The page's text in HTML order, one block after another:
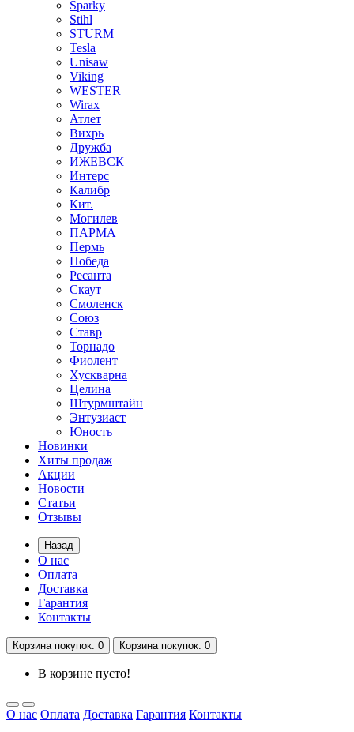
Sparky
Stihl
STURM
Tesla
Unisaw
Viking
WESTER
Wirax
Атлет
Вихрь
Дружба
ИЖЕВСК
Интерс
Калибр
Кит.
Могилев
ПАРМА
Пермь
Победа
Ресанта
Скаут
Смоленск
Союз
Ставр
Торнадо
Фиолент
Хускварна
Целина
Штурмштайн
Энтузиаст
Юность
Новинки
Хиты продаж
Акции
Новости
Статьи
Отзывы
Назад
О нас
Оплата
Доставка
Гарантия
Контакты
Корзинапокупок: 0 Корзинапокупок: 0
В корзине пусто!
О нас Оплата Доставка Гарантия Контакты